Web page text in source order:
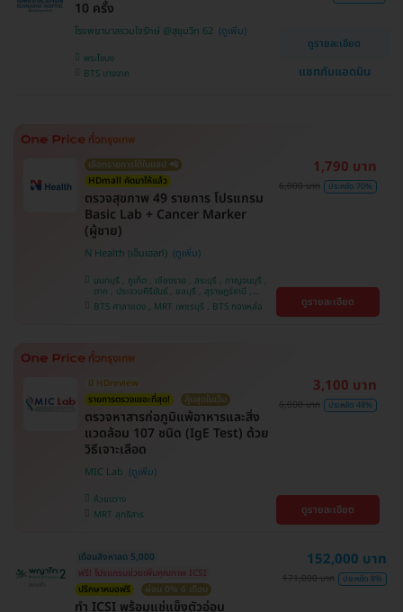
10 ครั้ง
โรงพยาบาลรวมใจรักษ์ @สุขุมวิท 62
พระโขนง
BTS บางจาก
ดูรายละเอียด
แชทกับแอดมิน
เลือกรายการได้ในแอป 📲
HDmall คัดมาให้แล้ว
ตรวจสุขภาพ 49 รายการ โปรแกรม
Basic Lab + Cancer Marker
(ผู้ชาย)
N Health (เอ็นเฮลท์)
นนทบุรี , ภูเก็ต , เชียงราย , สระบุรี , กาญจนบุรี ,
ตาก , ประจวบคีรีขันธ์ , ชลบุรี , สุราษฎร์ธานี ,
บางรัก , นครสวรรค์ , บางแค , ห้วยขวาง , สงขลา ,
ปทุมธานี , สมุทรปราการ , สมุทรสาคร , ชุมพร , BTS ศาลาแดง , MRT เพชรบุรี , BTS ทองหล่อ
1,790 บาท
6,000 บาท ประหยัด 70%
ดูรายละเอียด
มี HDreview
รายการตรวจเยอะที่สุด!
คุ้มสุดในเว็บ
ตรวจหาสารก่อภูมิแพ้อาหารและสิ่ง
แวดล้อม 107 ชนิด (IgE Test) ด้วย
วิธีเจาะเลือด
MIC Lab
ห้วยขวาง
MRT สุทธิสาร
3,100 บาท
6,000 บาท ประหยัด 48%
ดูรายละเอียด
เดือนสิงหาลด 5,000
ฟรี! โปรแกรมช่วยเพิ่มคุณภาพ ICSI
ปรึกษาหมอฟรี
ผ่อน 0% 6 เดือน
ทำ ICSI พร้อมแช่แข็งตัวอ่อน
152,000 บาท
171,000 บาท ประหยัด 8%